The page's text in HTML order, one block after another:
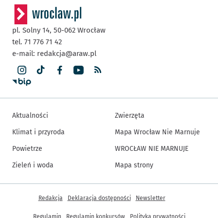
pl. Solny 14, 50-062 Wrocław
tel. 71 776 71 42
e-mail: redakcja@araw.pl
Aktualności
Klimat i przyroda
Powietrze
Zieleń i woda
Zwierzęta
Mapa Wrocław Nie Marnuje
WROCŁAW NIE MARNUJE
Mapa strony
Inne informacje
Redakcja Deklaracja dostępności Newsletter
Regulamin Regulamin konkursów Polityka prywatności